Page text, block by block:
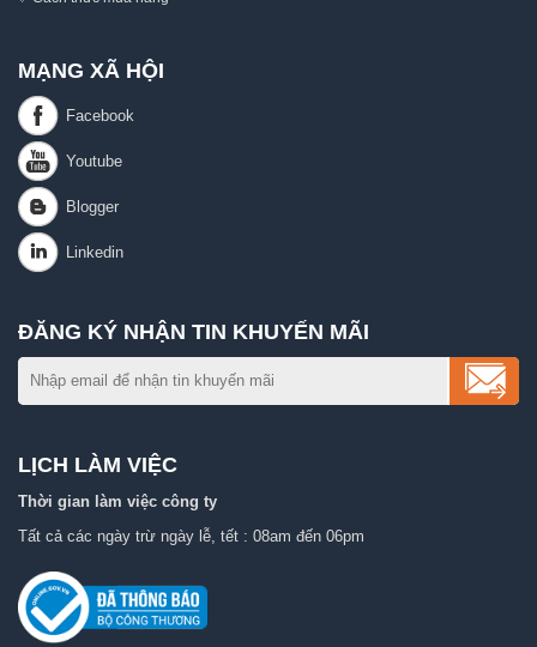
MẠNG XÃ HỘI
ĐĂNG KÝ NHẬN TIN KHUYẾN MÃI
LỊCH LÀM VIỆC
Thời gian làm việc công ty
Tất cả các ngày trừ ngày lễ, tết : 08am đến 06pm